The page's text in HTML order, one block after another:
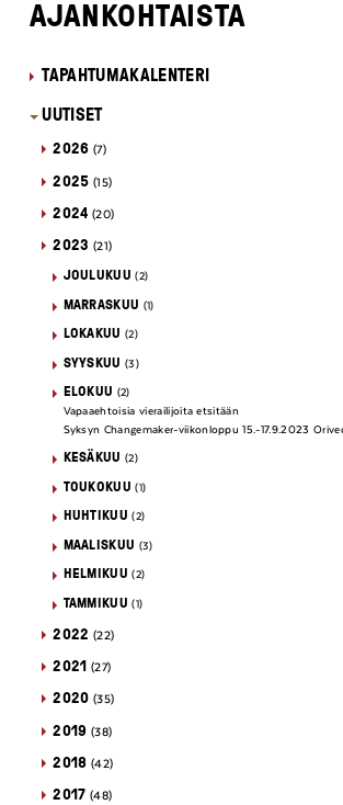
AJANKOHTAISTA
TAPAHTUMAKALENTERI
UUTISET
2026 (7)
2025 (15)
2024 (20)
2023 (21)
JOULUKUU (2)
MARRASKUU (1)
LOKAKUU (2)
SYYSKUU (3)
ELOKUU (2)
Vapaaehtoisia vierailijoita etsitään
Syksyn Changemaker-viikonloppu 15.-17.9.2023
KESÄKUU (2)
TOUKOKUU (1)
HUHTIKUU (2)
MAALISKUU (3)
HELMIKUU (2)
TAMMIKUU (1)
2022 (22)
2021 (27)
2020 (35)
2019 (38)
2018 (42)
2017 (48)